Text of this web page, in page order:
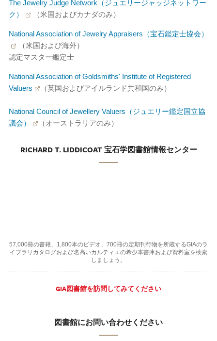
The Jewelry Judge Network（ジュエリージャッジネットワー
ク）
（米国およびカナダのみ）
National Association of Jewelry Appraisers（宝石鑑定士協会）
（米国および海外）
認定マスター鑑定士
National Association of Goldsmiths' Institute of Registered
Valuers
（英国およびアイルランド共和国のみ）
National Council of Jewellery Valuers（ジュエリー鑑定国立協
議会）
（オーストラリアのみ）
RICHARD T. LIDDICOAT 宝石学図書館情報センター
57,000冊の書籍、1,800本のビデオ、700冊の定期刊行物を所蔵するGIAのラ
イブラリカタログおよび名高いカルティエの希少本書庫および資料室を検索
しましょう。
GIA図書館を訪問してみてください
図書館にお問い合わせください